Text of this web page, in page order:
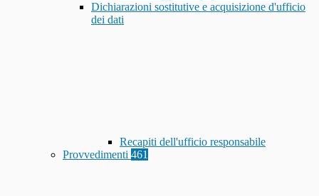
Dichiarazioni sostitutive e acquisizione d'ufficio
dei dati
Recapiti dell'ufficio responsabile
Provvedimenti 461